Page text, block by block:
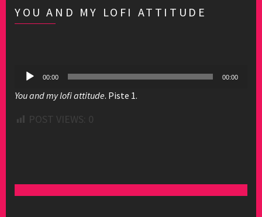
YOU AND MY LOFI ATTITUDE
Lecteur 00:00 00:00
You and my lofi attitude. Piste 1.
POST VIEWS: 0